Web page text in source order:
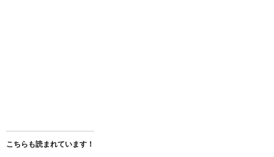
こちらも読まれています！